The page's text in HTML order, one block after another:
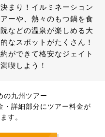
まり！イルミネーション
ーや、熱々のもつ鍋を食
などの温泉が楽しめる大
なスポットがたくさん！
ができて格安なジェイト
喫しよう！
の九州ツアー
・詳細部分にツアー料金が
す。